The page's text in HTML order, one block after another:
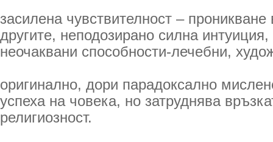
засилена чувствителност –
другите, неподозирано силна
неочаквани способности-лечебни,
оригинално, дори парадоксално
успеха на човека, но затруднява
религиозност.